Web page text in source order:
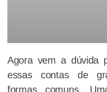
Agora vem a dúvida
essas contas de
formas comuns.